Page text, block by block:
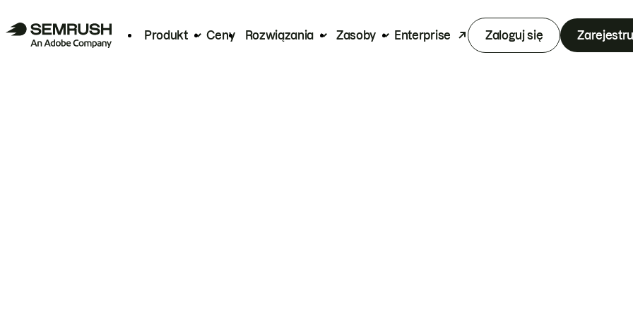
Produkt Ceny Rozwiązania Zasoby Enterprise Zaloguj się